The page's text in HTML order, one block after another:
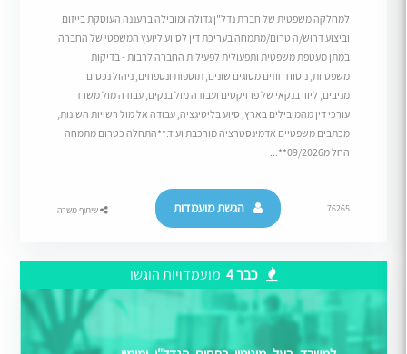
למחלקה משפטית של חברת נדל"ן גדולה ומובילה ברעננה העוסקת בייזום
וביצוע דרוש/ה טרום/מתמחה בעריכת דין לסיוע ליועץ המשפטי של החברה
במתן מעטפת משפטית ותפעולית לפעילות החברה לרבות - בדיקות
משפטיות, ניסוח חוזים מסוגים שונים, תוספות ונספחים, ניהול נכסים
מניבים, ליווי בנקאי של פרויקטים ועבודה מול בנקים, עבודה מול משרדי
עורכי דין מהמובילים בארץ, סיוע בליטיגציה, עבודה אל מול רשויות השונות,
מכתבים משפטיים אדמינסטרציה מורכבת ועוד.**התחלה כטרום מתמחה
החל מ09/2026**...
76265 הגשת מועמדות שיתוף משרה
כבר 4 מועמדויות הוגשו